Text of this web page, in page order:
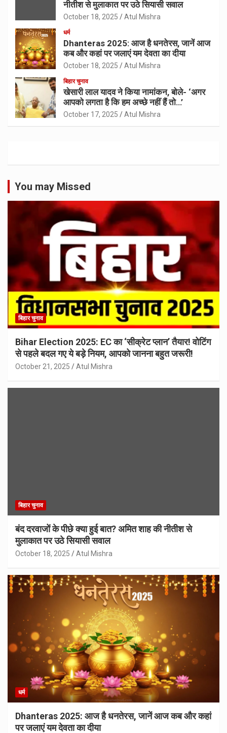
नीतीश से मुलाकात पर उठे सियासी सवाल
October 18, 2025 Atul Mishra
धर्म
Dhanteras 2025: आज है धनतेरस, जानें आज
कब और कहां पर जलाएं यम देवता का दीया
October 18, 2025 Atul Mishra
बिहार चुनाव
खेसारी लाल यादव ने किया नामांकन, बोले- ‘अगर
आपको लगता है कि हम अच्छे नहीं हैं तो…’
October 17, 2025 Atul Mishra
You may Missed
बिहार चुनाव
Bihar Election 2025: EC का ‘सीक्रेट प्लान’ तैयार! वोटिंग
से पहले बदल गए ये बड़े नियम, आपको जानना बहुत जरूरी!
October 21, 2025 Atul Mishra
बिहार चुनाव
बंद दरवाजों के पीछे क्या हुई बात? अमित शाह की नीतीश से
मुलाकात पर उठे सियासी सवाल
October 18, 2025 Atul Mishra
धर्म
Dhanteras 2025: आज है धनतेरस, जानें आज कब और कहां
पर जलाएं यम देवता का दीया